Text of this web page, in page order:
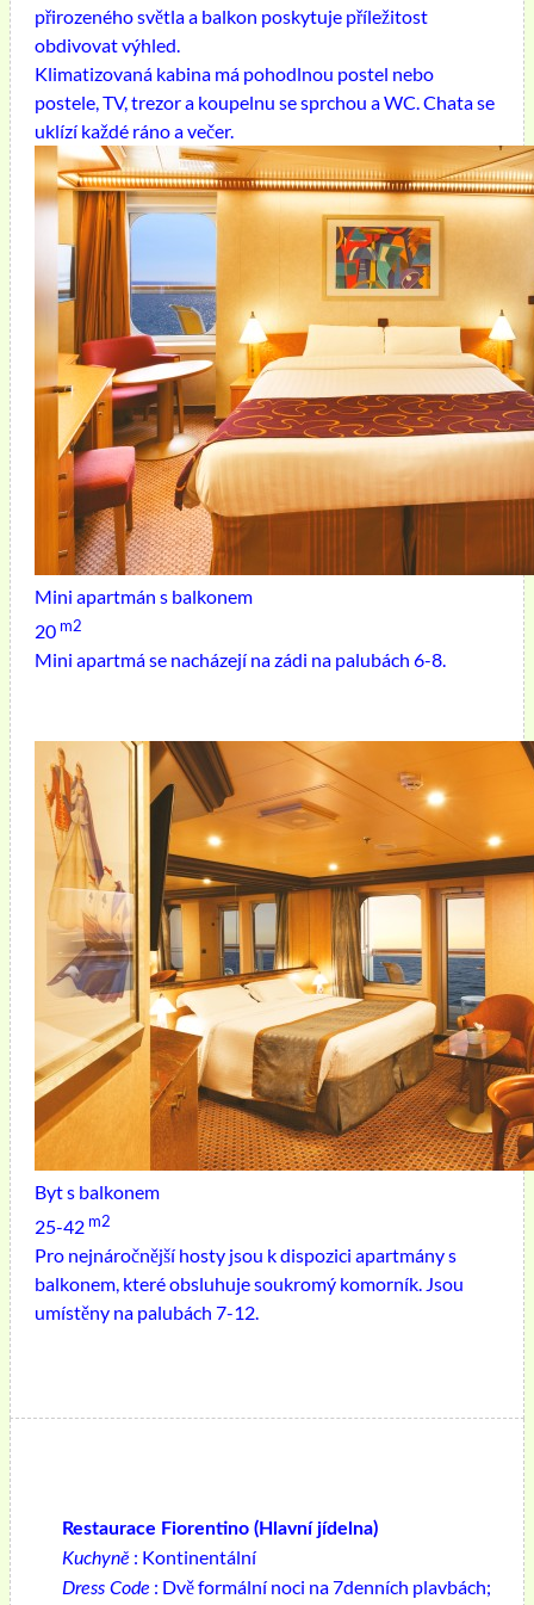
přirozeného světla a balkon poskytuje příležitost
obdivovat výhled.
Klimatizovaná kabina má pohodlnou postel nebo
postele, TV, trezor a koupelnu se sprchou a WC. Chata se
uklízí každé ráno a večer.
Mini apartmán s balkonem
20 m2
Mini apartmá se nacházejí na zádi na palubách 6-8.
Byt s balkonem
25-42 m2
Pro nejnáročnější hosty jsou k dispozici apartmány s
balkonem, které obsluhuje soukromý komorník. Jsou
umístěny na palubách 7-12.
Restaurace Fiorentino (Hlavní jídelna)
Kuchyně : Kontinentální
Dress Code : Dvě formální noci na 7denních plavbách;